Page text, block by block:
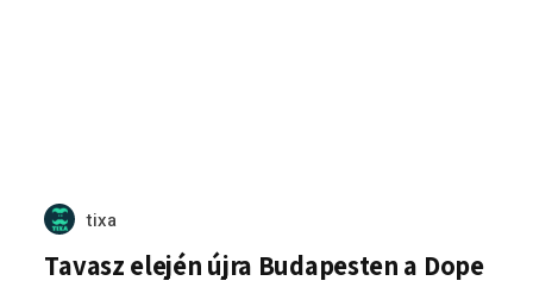
tixa
Tavasz elején újra Budapesten a Dope